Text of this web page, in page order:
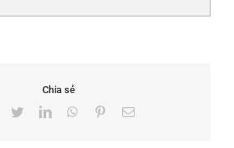
Chia sẻ
Facebook
TwitterLinkedInWhatsApp
PinterestEmail